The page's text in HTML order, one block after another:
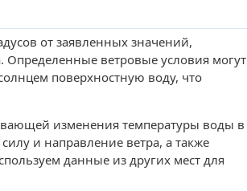
от заявленных значений,
Определенные ветровые условия могут
поверхностную воду, что
изменения температуры воды в
и направление ветра, а также
данные из других мест для